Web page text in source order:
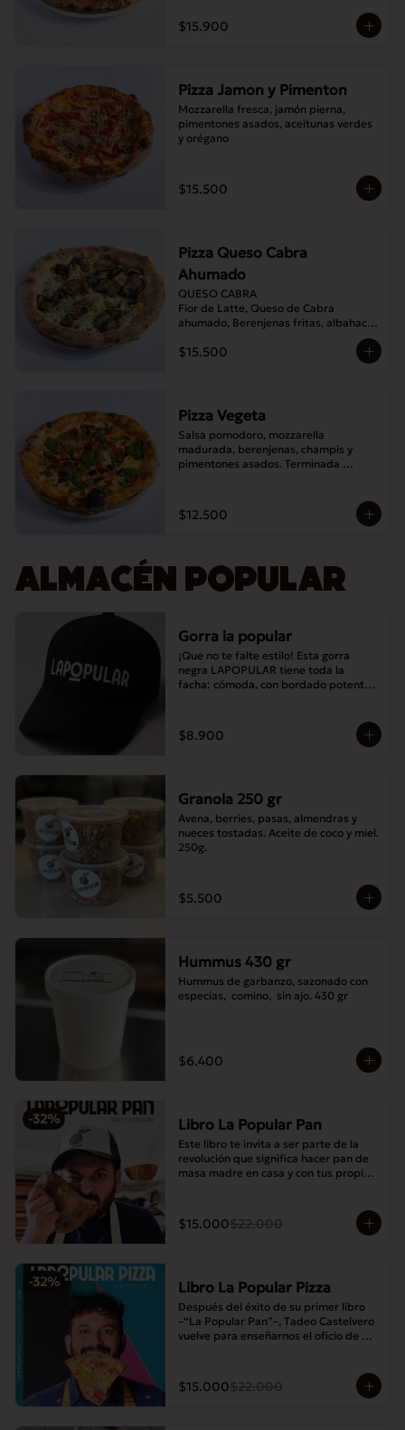
$15.900
Pizza Jamon y Pimenton
Mozzarella fresca, jamón pierna,
pimentones asados, aceitunas verdes
y orégano
$15.500
Pizza Queso Cabra
Ahumado
QUESO CABRA
Fior de Latte, Queso de Cabra
ahumado, Berenjenas fritas, albahaca ,
$15.500
Pizza Vegeta
Salsa pomodoro, mozzarella
madurada, berenjenas, champis y
pimentones asados. Terminada
$12.500
ALMACÉN POPULAR
Gorra la popular
¡Que no te falte estilo! Esta gorra
negra LAPOPULAR tiene toda la
facha: cómoda, con bordado potente y
$8.900
Granola 250 gr
Avena, berries, pasas, almendras y
nueces tostadas. Aceite de coco y miel.
250g.
$5.500
Hummus 430 gr
Hummus de garbanzo, sazonado con
especias,  comino,  sin ajo. 430 gr
$6.400
-32% Libro La Popular Pan
Este libro te invita a ser parte de la
revolución que significa hacer pan de
masa madre en casa y con tus propias
$15.000$22.000
-32% Libro La Popular Pizza
Después del éxito de su primer libro
–“La Popular Pan”–, Tadeo Castelvero
vuelve para enseñarnos el oficio de
familia.
$15.000$22.000